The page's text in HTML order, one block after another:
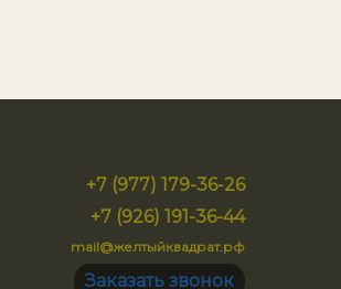
+7 (977) 179-36-26
+7 (926) 191-36-44
mail@желтыйквадрат.рф
Заказать звонок